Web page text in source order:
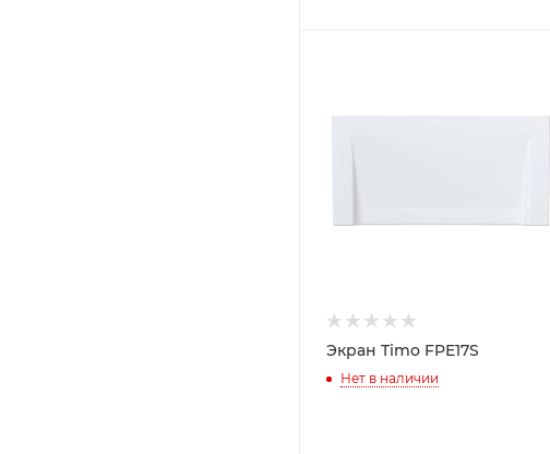
Экран Timo FPE17S
Нет в наличии